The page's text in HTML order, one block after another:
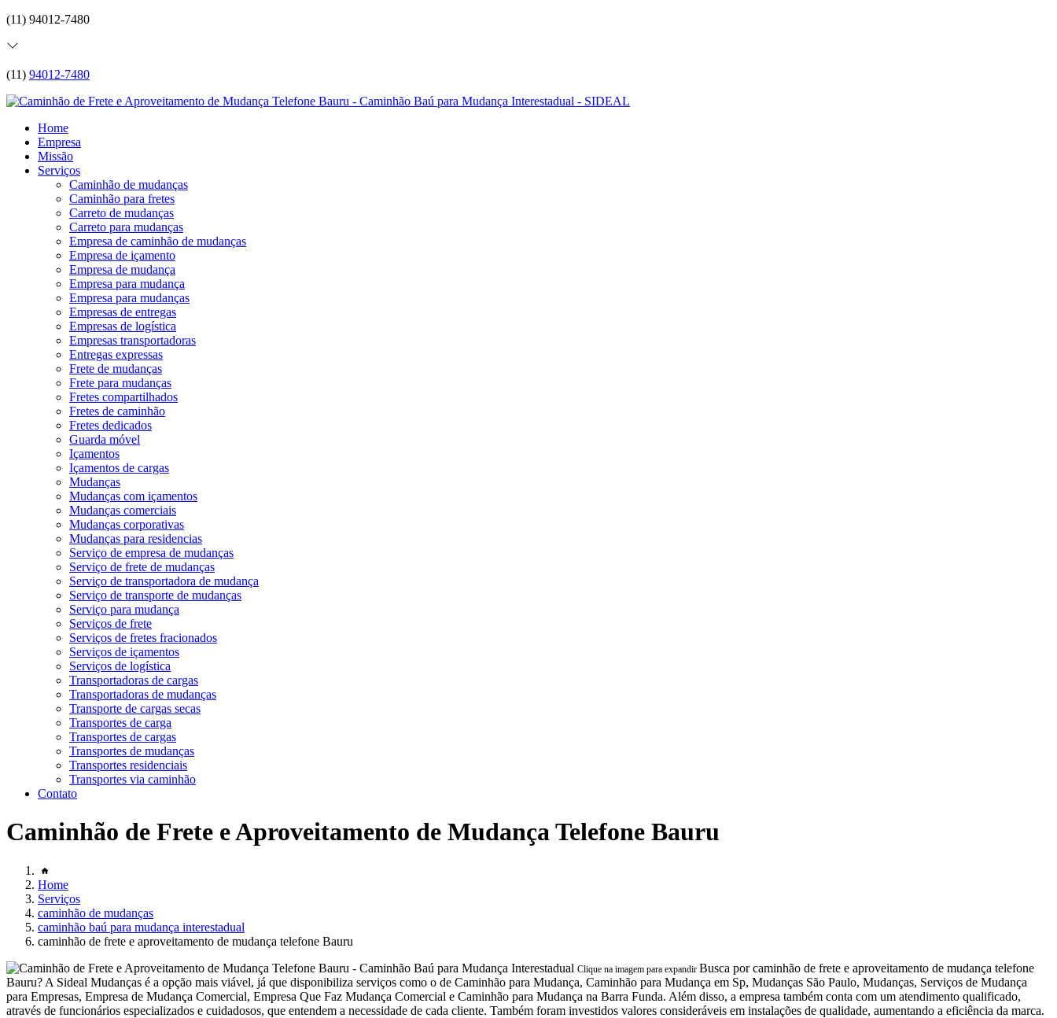
(11) 94012-7480
(11) 94012-7480
Home
Empresa
Missão
Serviços
Caminhão de mudanças
Caminhão para fretes
Carreto de mudanças
Carreto para mudanças
Empresa de caminhão de mudanças
Empresa de içamento
Empresa de mudança
Empresa para mudança
Empresa para mudanças
Empresas de entregas
Empresas de logística
Empresas transportadoras
Entregas expressas
Frete de mudanças
Frete para mudanças
Fretes compartilhados
Fretes de caminhão
Fretes dedicados
Guarda móvel
Içamentos
Içamentos de cargas
Mudanças
Mudanças com içamentos
Mudanças comerciais
Mudanças corporativas
Mudanças para residencias
Serviço de empresa de mudanças
Serviço de frete de mudanças
Serviço de transportadora de mudança
Serviço de transporte de mudanças
Serviço para mudança
Serviços de frete
Serviços de fretes fracionados
Serviços de içamentos
Serviços de logística
Transportadoras de cargas
Transportadoras de mudanças
Transporte de cargas secas
Transportes de carga
Transportes de cargas
Transportes de mudanças
Transportes residenciais
Transportes via caminhão
Contato
Caminhão de Frete e Aproveitamento de Mudança Telefone Bauru
Home
Serviços
caminhão de mudanças
caminhão baú para mudança interestadual
caminhão de frete e aproveitamento de mudança telefone Bauru
Clique na imagem para expandir Busca por caminhão de frete e aproveitamento de mudança telefone
Bauru? A Sideal Mudanças é a opção mais viável, já que disponibiliza serviços como o de Caminhão para Mudança, Caminhão para Mudança em Sp, Mudanças São Paulo, Mudanças, Serviços de Mudança
para Empresas, Empresa de Mudança Comercial, Empresa Que Faz Mudança Comercial e Caminhão para Mudança na Barra Funda. Além disso, a empresa também conta com um atendimento qualificado,
através de funcionários especializados e cuidadosos, que entendem a necessidade de cada cliente. Também foram investidos valores consideráveis em instalações de qualidade, aumentando a eficiência da marca.